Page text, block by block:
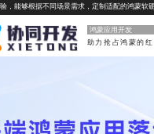
，能够根据不同场景需求，定制适配的鸿蒙软
鸿蒙应用开发